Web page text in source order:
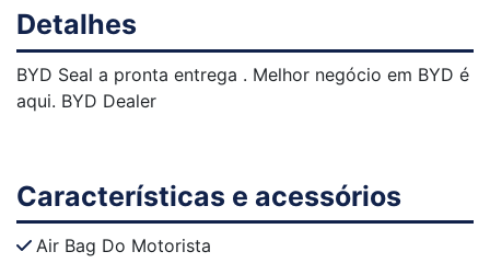
Detalhes
BYD Seal a pronta entrega . Melhor negócio em BYD é
aqui. BYD Dealer
Características e acessórios
Air Bag Do Motorista